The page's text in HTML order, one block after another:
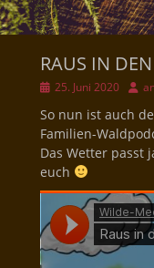
RAUS IN
Veröffentlicht
25. Juni 2020
So nun ist auch
Familien-
Das Wetter passt
euch